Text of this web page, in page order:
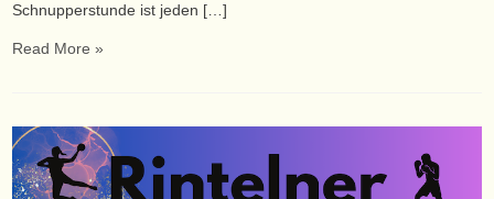
Schnupperstunde ist jeden […]
Read More »